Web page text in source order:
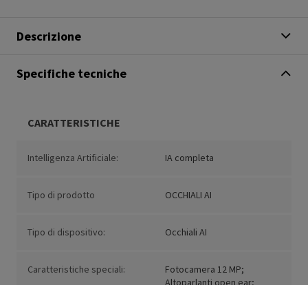
Descrizione
Specifiche tecniche
CARATTERISTICHE
Intelligenza Artificiale: IA completa
Tipo di prodotto OCCHIALI AI
Tipo di dispositivo: Occhiali AI
Caratteristiche speciali:
Fotocamera 12 MP;
Altoparlanti open ear;